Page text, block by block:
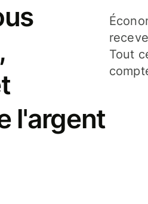
l'argent
Tout